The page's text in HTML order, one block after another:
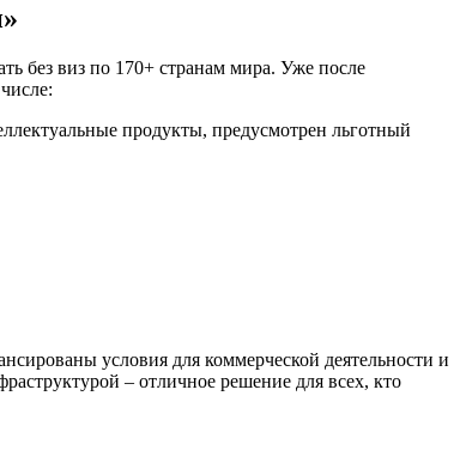
без виз по 170+ странам мира. Уже после
продукты, предусмотрен льготный
условия для коммерческой деятельности и
– отличное решение для всех, кто